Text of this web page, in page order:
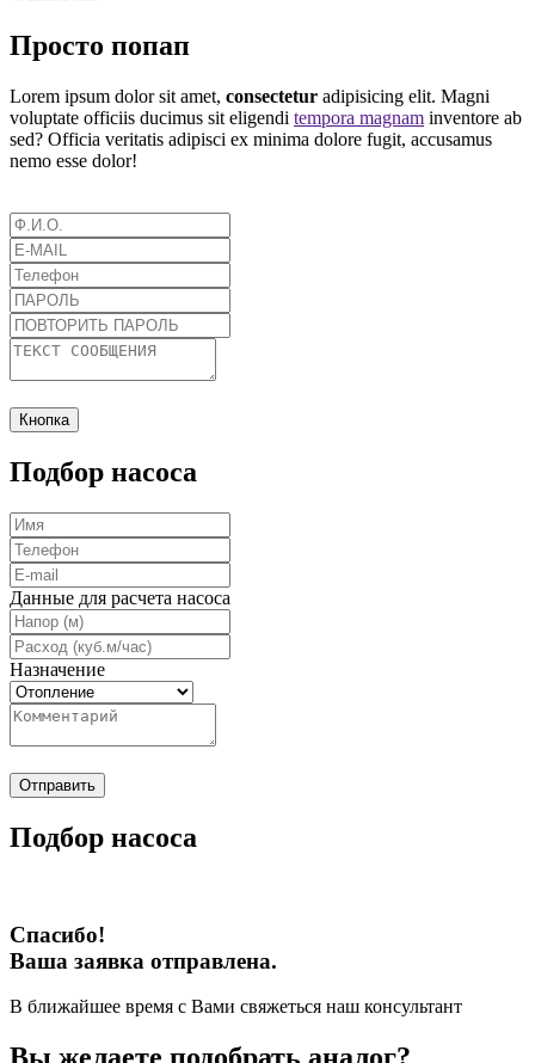
Просто попап
Lorem ipsum dolor sit amet, consectetur adipisicing elit. Magni
voluptate officiis ducimus sit eligendi tempora magnam inventore ab
sed? Officia veritatis adipisci ex minima dolore fugit, accusamus
nemo esse dolor!
Кнопка
Подбор насоса
Данные для расчета насоса
Назначение
Отправить
Подбор насоса
Спасибо!
Ваша заявка отправлена.
В ближайшее время с Вами свяжеться наш консультант